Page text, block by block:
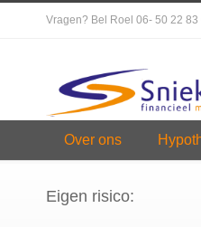
Vragen? Bel Roel 06- 50 22
Over ons
Eigen risico: